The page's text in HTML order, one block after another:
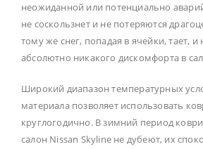
неожиданной или потенциально
не соскользнет и не потеряются
тому же снег, попадая в ячейки, тает, и
абсолютно никакого дискомфорта в
Широкий диапазон температурных
материала позволяет использовать
круглогодично. В зимний период
салон Nissan Skyline не дубеют, их